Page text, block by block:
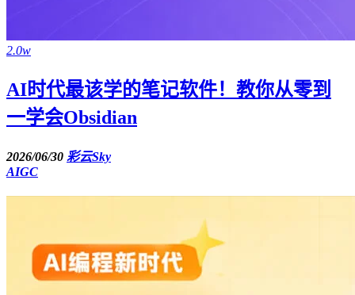
2.0w
AI时代最该学的笔记软件！教你从零到
一学会Obsidian
2026/06/30 彩云Sky
AIGC